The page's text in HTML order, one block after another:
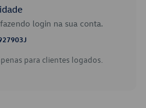
login na sua conta.
para clientes logados.